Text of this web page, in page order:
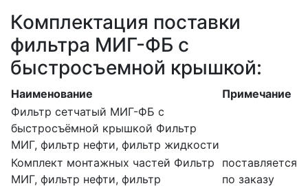
Комплектация поставки
фильтра МИГ-ФБ с
быстросъемной крышкой:
Наименование
Примечание
Фильтр сетчатый МИГ-ФБ с
быстросъёмной крышкой Фильтр
МИГ, фильтр нефти, фильтр жидкости
Комплект монтажных частей Фильтр
МИГ, фильтр нефти, фильтр
поставляется
по заказу